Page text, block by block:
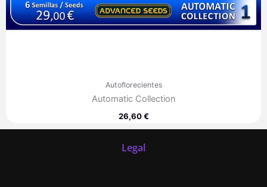
Autoflorecientes
Automatic Collection
26,60€
Legal